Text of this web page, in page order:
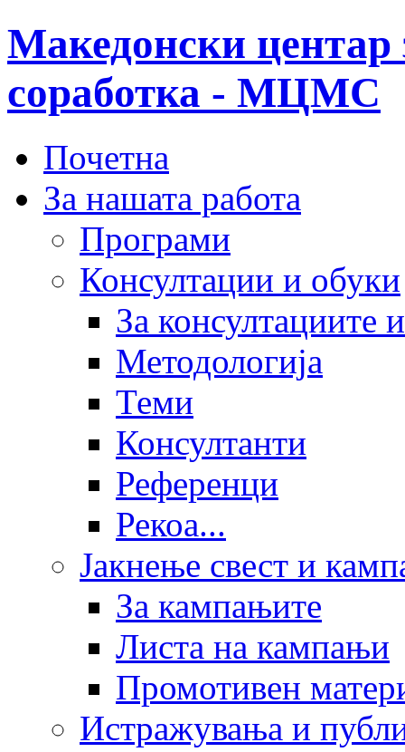
Македонски центар
соработка - МЦМС
Почетна
За нашата работа
Програми
Консултации и обуки
За консултациите
Методологија
Теми
Консултанти
Референци
Рекоа...
Јакнење свест и
За кампањите
Листа на кампањи
Промотивен
Истражувања и